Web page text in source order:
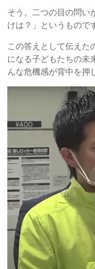
そう、二つの目の問い
けは？」というもの
この答えとして伝えた
になる子どもたちの未
んな危機感が背中を押